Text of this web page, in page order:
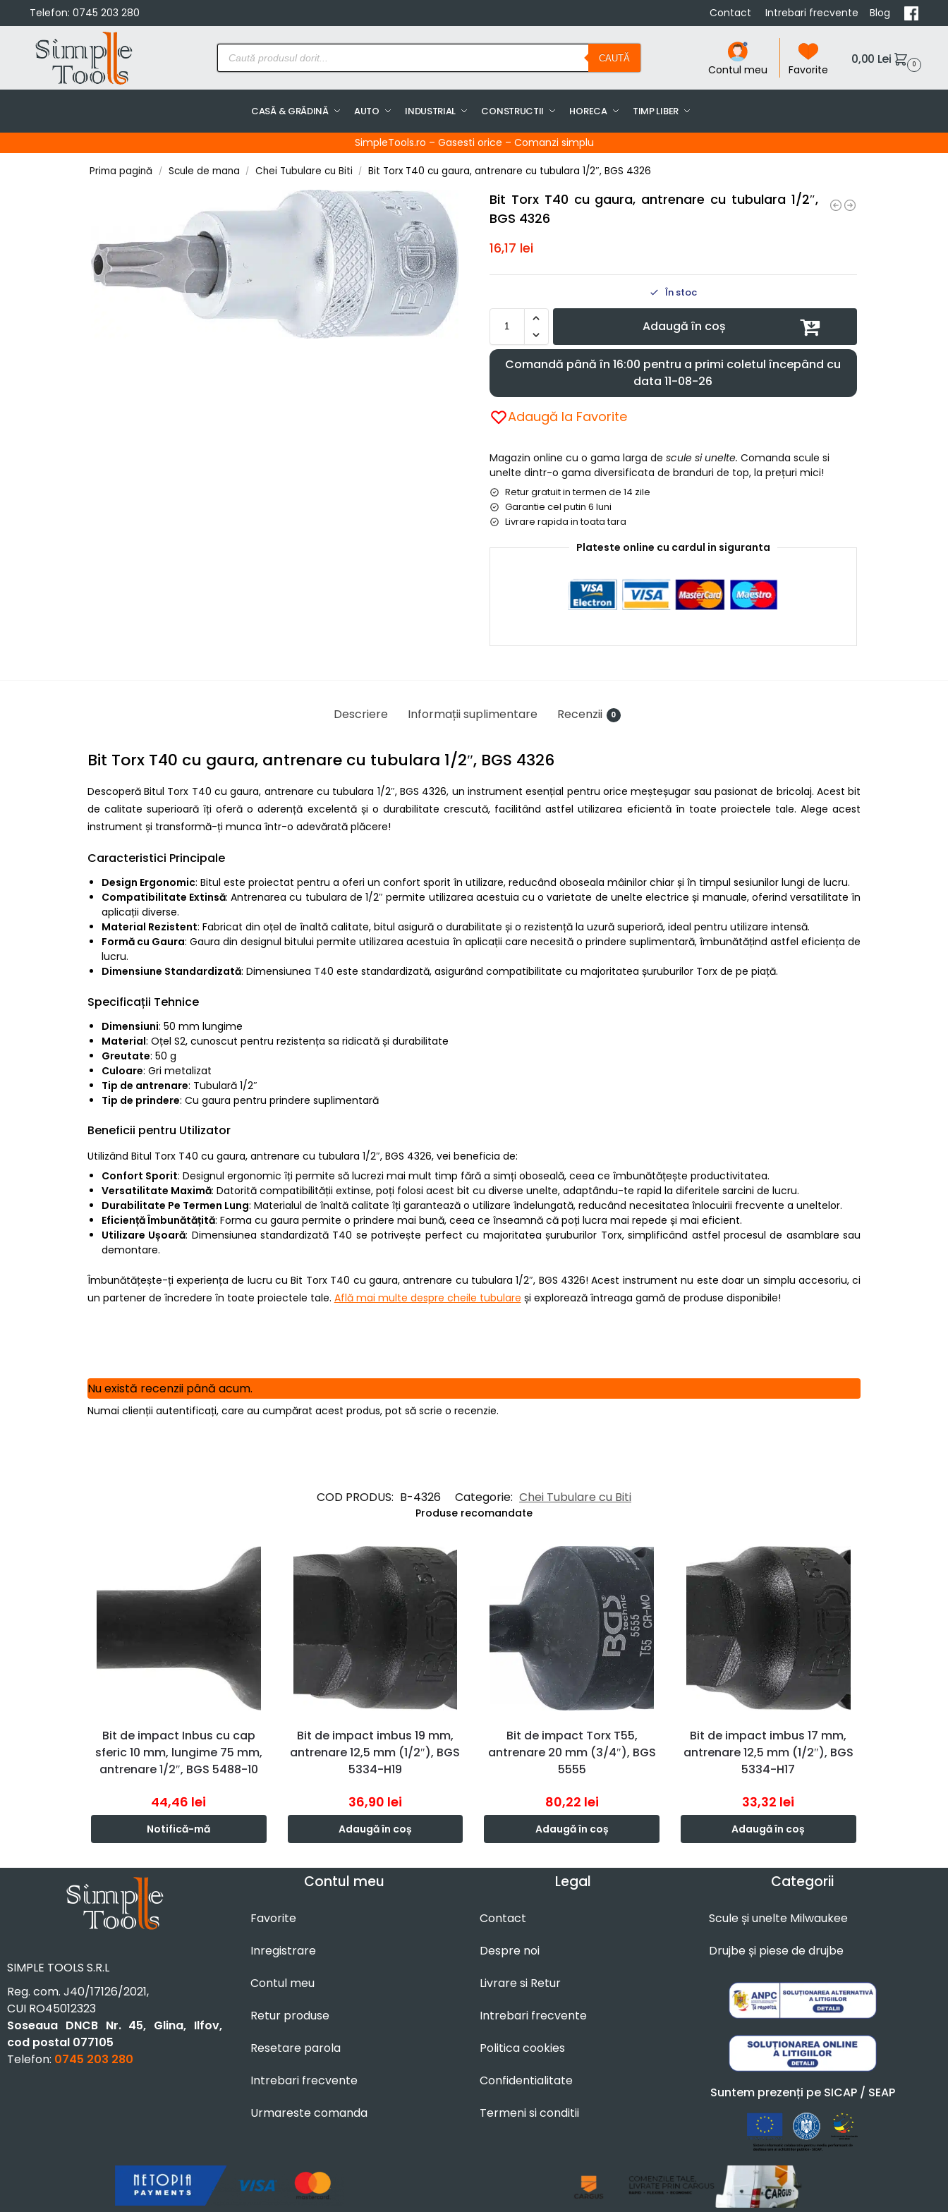
Telefon: 0745 203 280 Contact Intrebari frecvente Blog
CAUTĂ
Contul meu Favorite
0,00 Lei 0
CASĂ & GRĂDINĂ AUTO INDUSTRIAL CONSTRUCTII HORECA TIMP LIBER
SimpleTools.ro – Gasesti orice – Comanzi simplu
Prima pagină / Scule de mana / Chei Tubulare cu Biti / Bit Torx T40 cu gaura, antrenare cu tubulara 1/2″, BGS 4326
Bit Torx T40 cu gaura, antrenare cu tubulara 1/2″,
BGS 4326
16,17 lei
În stoc
Adaugă în coș
Comandă până în 16:00 pentru a primi coletul începând cu
data 11-08-26
Adaugă la Favorite
Magazin online cu o gama larga de scule si unelte. Comanda scule si
unelte dintr-o gama diversificata de branduri de top, la prețuri mici!
Retur gratuit in termen de 14 zile
Garantie cel putin 6 luni
Livrare rapida in toata tara
Plateste online cu cardul in siguranta
Descriere Informații suplimentare Recenzii 0
Bit Torx T40 cu gaura, antrenare cu tubulara 1/2″, BGS 4326
Descoperă Bitul Torx T40 cu gaura, antrenare cu tubulara 1/2″, BGS 4326, un instrument esențial pentru orice meșteșugar sau pasionat de bricolaj. Acest bit
de calitate superioară îți oferă o aderență excelentă și o durabilitate crescută, facilitând astfel utilizarea eficientă în toate proiectele tale. Alege acest
instrument și transformă-ți munca într-o adevărată plăcere!
Caracteristici Principale
Design Ergonomic: Bitul este proiectat pentru a oferi un confort sporit în utilizare, reducând oboseala mâinilor chiar și în timpul sesiunilor lungi de lucru.
Compatibilitate Extinsă: Antrenarea cu tubulara de 1/2″ permite utilizarea acestuia cu o varietate de unelte electrice și manuale, oferind versatilitate în
aplicații diverse.
Material Rezistent: Fabricat din oțel de înaltă calitate, bitul asigură o durabilitate și o rezistență la uzură superioră, ideal pentru utilizare intensă.
Formă cu Gaura: Gaura din designul bitului permite utilizarea acestuia în aplicații care necesită o prindere suplimentară, îmbunătățind astfel eficiența de
lucru.
Dimensiune Standardizată: Dimensiunea T40 este standardizată, asigurând compatibilitate cu majoritatea șuruburilor Torx de pe piață.
Specificații Tehnice
Dimensiuni: 50 mm lungime
Material: Oțel S2, cunoscut pentru rezistența sa ridicată și durabilitate
Greutate: 50 g
Culoare: Gri metalizat
Tip de antrenare: Tubulară 1/2″
Tip de prindere: Cu gaura pentru prindere suplimentară
Beneficii pentru Utilizator
Utilizând Bitul Torx T40 cu gaura, antrenare cu tubulara 1/2″, BGS 4326, vei beneficia de:
Confort Sporit: Designul ergonomic îți permite să lucrezi mai mult timp fără a simți oboseală, ceea ce îmbunătățește productivitatea.
Versatilitate Maximă: Datorită compatibilității extinse, poți folosi acest bit cu diverse unelte, adaptându-te rapid la diferitele sarcini de lucru.
Durabilitate Pe Termen Lung: Materialul de înaltă calitate îți garantează o utilizare îndelungată, reducând necesitatea înlocuirii frecvente a uneltelor.
Eficiență Îmbunătățită: Forma cu gaura permite o prindere mai bună, ceea ce înseamnă că poți lucra mai repede și mai eficient.
Utilizare Ușoară: Dimensiunea standardizată T40 se potrivește perfect cu majoritatea șuruburilor Torx, simplificând astfel procesul de asamblare sau
demontare.
Îmbunătățește-ți experiența de lucru cu Bit Torx T40 cu gaura, antrenare cu tubulara 1/2″, BGS 4326! Acest instrument nu este doar un simplu accesoriu, ci
un partener de încredere în toate proiectele tale. Află mai multe despre cheile tubulare și explorează întreaga gamă de produse disponibile!
Nu există recenzii până acum.
Numai clienții autentificați, care au cumpărat acest produs, pot să scrie o recenzie.
COD PRODUS: B-4326 Categorie: Chei Tubulare cu Biti
Produse recomandate
Bit de impact Inbus cu cap
sferic 10 mm, lungime 75 mm,
antrenare 1/2″, BGS 5488-10
44,46 lei
Notifică-mă
Bit de impact imbus 19 mm,
antrenare 12,5 mm (1/2″), BGS
5334-H19
36,90 lei
Adaugă în coș
Bit de impact Torx T55,
antrenare 20 mm (3/4″), BGS
5555
80,22 lei
Adaugă în coș
Bit de impact imbus 17 mm,
antrenare 12,5 mm (1/2″), BGS
5334-H17
33,32 lei
Adaugă în coș
SIMPLE TOOLS S.R.L
Reg. com. J40/17126/2021,
CUI RO45012323
Soseaua DNCB Nr. 45, Glina, Ilfov,
cod postal 077105
Telefon: 0745 203 280
Contul meu
Favorite
Inregistrare
Contul meu
Retur produse
Resetare parola
Intrebari frecvente
Urmareste comanda
Legal
Contact
Despre noi
Livrare si Retur
Intrebari frecvente
Politica cookies
Confidentialitate
Termeni si conditii
Categorii
Scule și unelte Milwaukee
Drujbe și piese de drujbe
Suntem prezenți pe SICAP / SEAP